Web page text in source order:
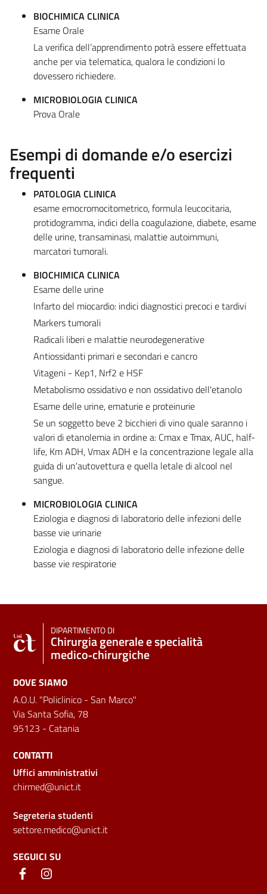
BIOCHIMICA CLINICA
Esame Orale
La verifica dell’apprendimento potrà essere effettuata
anche per via telematica, qualora le condizioni lo
dovessero richiedere.
MICROBIOLOGIA CLINICA
Prova Orale
Esempi di domande e/o esercizi
frequenti
PATOLOGIA CLINICA
esame emocromocitometrico, formula leucocitaria,
protidogramma, indici della coagulazione, diabete, esame
delle urine, transaminasi, malattie autoimmuni,
marcatori tumorali.
BIOCHIMICA CLINICA
Esame delle urine
Infarto del miocardio: indici diagnostici precoci e tardivi
Markers tumorali
Radicali liberi e malattie neurodegenerative
Antiossidanti primari e secondari e cancro
Vitageni - Kep1, Nrf2 e HSF
Metabolismo ossidativo e non ossidativo dell'etanolo
Esame delle urine, ematurie e proteinurie
Se un soggetto beve 2 bicchieri di vino quale saranno i
valori di etanolemia in ordine a: Cmax e Tmax, AUC, half-
life, Km ADH, Vmax ADH e la concentrazione legale alla
guida di un'autovettura e quella letale di alcool nel
sangue.
MICROBIOLOGIA CLINICA
Eziologia e diagnosi di laboratorio delle infezioni delle
basse vie urinarie
Eziologia e diagnosi di laboratorio delle infezione delle
basse vie respiratorie
DIPARTIMENTO DI
Chirurgia generale e specialità
medico‑chirurgiche
DOVE SIAMO
A.O.U. "Policlinico - San Marco"
Via Santa Sofia, 78
95123 - Catania
CONTATTI
Uffici amministrativi
chirmed@unict.it
Segreteria studenti
settore.medico@unict.it
SEGUICI SU